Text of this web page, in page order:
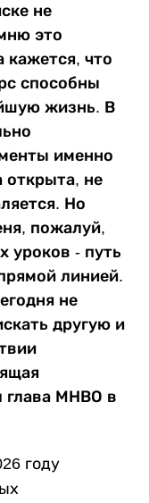
не
это
кажется, что
способны
жизнь. В
именно
открыта, не
Но
пожалуй,
уроков - путь
линией.
не
другую и
глава МНВО в
году